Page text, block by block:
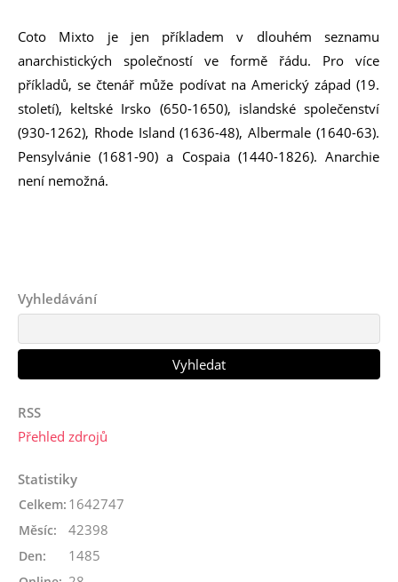
Coto Mixto je jen příkladem v dlouhém seznamu
anarchistických společností ve formě řádu. Pro více
příkladů, se čtenář může podívat na Americký západ (19.
století), keltské Irsko (650-1650), islandské společenství
(930-1262), Rhode Island (1636-48), Albermale (1640-63).
Pensylvánie (1681-90) a Cospaia (1440-1826). Anarchie
není nemožná.
Vyhledávání
RSS
Přehled zdrojů
Statistiky
Celkem: 1642747
Měsíc: 42398
Den: 1485